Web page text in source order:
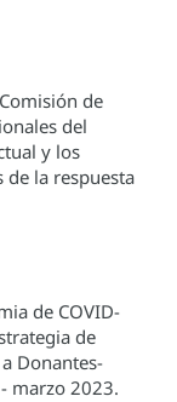
de
del
y los
de la respuesta
de COVID-
de
Donantes-
marzo 2023.